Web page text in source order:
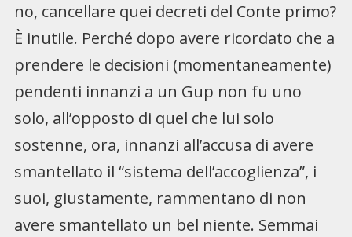
no, cancellare quei decreti del Conte primo?
È inutile. Perché dopo avere ricordato che a
prendere le decisioni (momentaneamente)
pendenti innanzi a un Gup non fu uno
solo, all’opposto di quel che lui solo
sostenne, ora, innanzi all’accusa di avere
smantellato il “sistema dell’accoglienza”, i
suoi, giustamente, rammentano di non
avere smantellato un bel niente. Semmai